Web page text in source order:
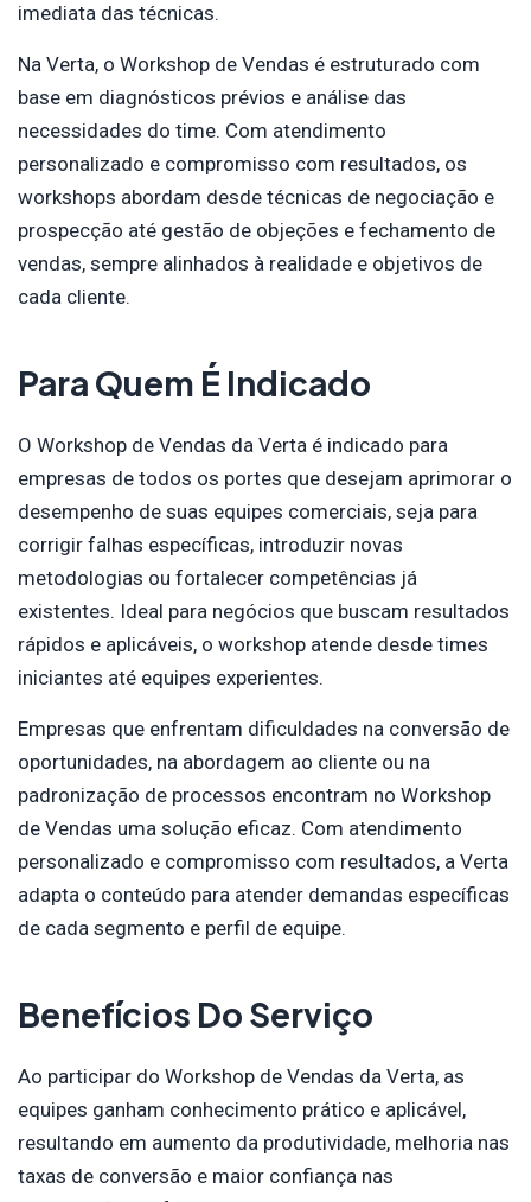
imediata das técnicas.
Na Verta, o Workshop de Vendas é estruturado com
base em diagnósticos prévios e análise das
necessidades do time. Com atendimento
personalizado e compromisso com resultados, os
workshops abordam desde técnicas de negociação e
prospecção até gestão de objeções e fechamento de
vendas, sempre alinhados à realidade e objetivos de
cada cliente.
Para Quem É Indicado
O Workshop de Vendas da Verta é indicado para
empresas de todos os portes que desejam aprimorar o
desempenho de suas equipes comerciais, seja para
corrigir falhas específicas, introduzir novas
metodologias ou fortalecer competências já
existentes. Ideal para negócios que buscam resultados
rápidos e aplicáveis, o workshop atende desde times
iniciantes até equipes experientes.
Empresas que enfrentam dificuldades na conversão de
oportunidades, na abordagem ao cliente ou na
padronização de processos encontram no Workshop
de Vendas uma solução eficaz. Com atendimento
personalizado e compromisso com resultados, a Verta
adapta o conteúdo para atender demandas específicas
de cada segmento e perfil de equipe.
Benefícios Do Serviço
Ao participar do Workshop de Vendas da Verta, as
equipes ganham conhecimento prático e aplicável,
resultando em aumento da produtividade, melhoria nas
taxas de conversão e maior confiança nas